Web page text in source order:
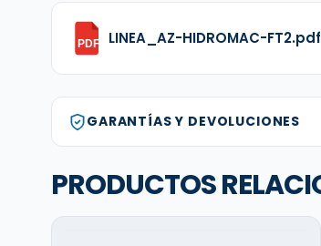
PDF LINEA_AZ-HIDROMAC-FT2.pdf
GARANTÍAS Y DEVOLUCIONES
PRODUCTOS